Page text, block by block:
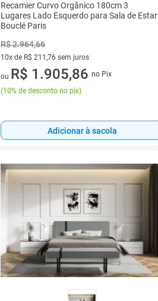
Recamier Curvo Orgânico 180cm 3
Lugares Lado Esquerdo para Sala de Estar
Bouclé Paris
R$ 2.964,66
10x de R$ 211,76 sem juros
10 vez de R$ 211,76 sem juros
ou R$ 1.905,86 no Pix
(10% de desconto no pix)
Adicionar à sacola